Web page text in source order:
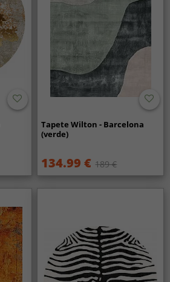
Tapete Wilton - Barcelona
(verde)
134.99 € 189 €